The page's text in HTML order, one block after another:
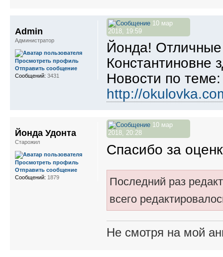
10 мар
2018, 19:59
Йонда!
Константиновне
Новости по
http://
Admin
Администратор
Просмотреть профиль
Отправить сообщение
Сообщений: 3431
10 мар
2018, 20:28
Спасибо за
Последний раз
всего
Не смотря на мой
Йонда Удонта
Старожил
Просмотреть профиль
Отправить сообщение
Сообщений: 1879